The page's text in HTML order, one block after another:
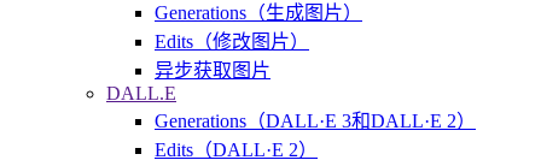
Generations（生成图片）
Edits（修改图片）
异步获取图片
DALL.E
Generations（DALL·E 3和DALL·E 2）
Edits（DALL·E 2）